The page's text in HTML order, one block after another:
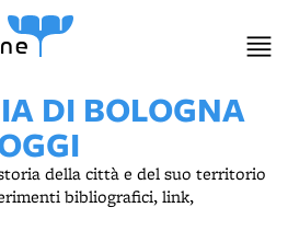
DI BOLOGNA
della città e del suo territorio
bibliografici, link,